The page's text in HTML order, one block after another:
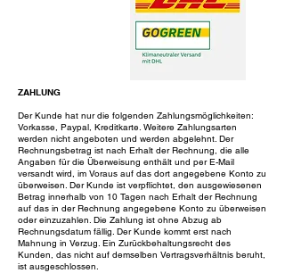
ZAHLUNG
Der Kunde hat nur die folgenden Zahlungsmöglichkeiten:
Vorkasse, Paypal, Kreditkarte. Weitere Zahlungsarten
werden nicht angeboten und werden abgelehnt. Der
Rechnungsbetrag ist nach Erhalt der Rechnung, die alle
Angaben für die Überweisung enthält und per E-Mail
versandt wird, im Voraus auf das dort angegebene Konto zu
überweisen. Der Kunde ist verpflichtet, den ausgewiesenen
Betrag innerhalb von 10 Tagen nach Erhalt der Rechnung
auf das in der Rechnung angegebene Konto zu überweisen
oder einzuzahlen. Die Zahlung ist ohne Abzug ab
Rechnungsdatum fällig. Der Kunde kommt erst nach
Mahnung in Verzug. Ein Zurückbehaltungsrecht des
Kunden, das nicht auf demselben Vertragsverhältnis beruht,
ist ausgeschlossen.